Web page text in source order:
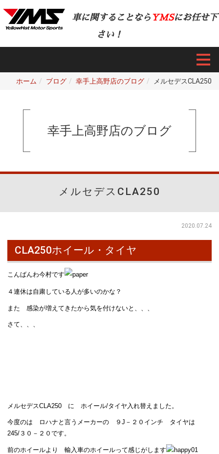
車に関することなら YMSにお任せ下
さい！
ホーム ブログ 幸手上高野店のブログ メルセデスCLA250
幸手上高野店のブログ
メルセデスCLA250
2020.07.24
CLA250ホイール・タイヤ
こんばんわ今村です
４連休は自粛している人が多いのかな？
また 感染が増えてきたから気を付けないと、、、
さて、、、
メルセデスCLA250 に ホイール/タイヤ入れ替えました。
今度のは ロハナと言うメーカーの ９J－２０インチ タイヤは
245/３０－２０です。
前のホイールより 輸入車のホイールって感じがします